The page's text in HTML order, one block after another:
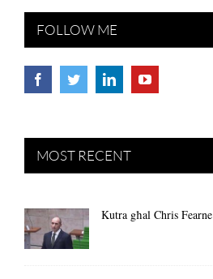
FOLLOW ME
MOST RECENT
Kutra għal Chris Fearne